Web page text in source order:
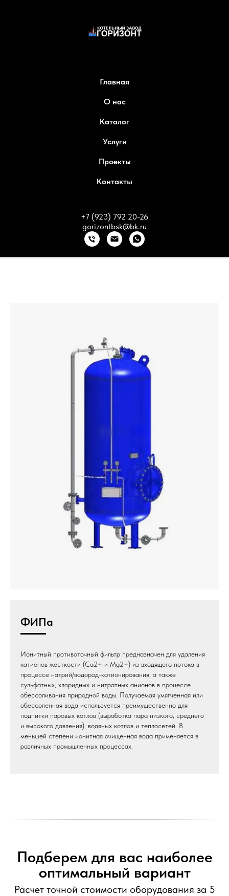
Главная
О нас
Каталог
Услуги
Проекты
Контакты
+7 (923) 792 20-26
gorizontbsk@bk.ru
ФИПа
Ионитный противоточный фильтр предназначен для удаления
катионов жесткости (Ca2+ и Mg2+) из входящего потока в
процессе натрий/водород-катионирования, а также
сульфатных, хлоридных и нитратных анионов в процессе
обессоливания природной воды. Получаемая умягченная или
обессоленная вода используется преимущественно для
подпитки паровых котлов (выработка пара низкого, среднего
и высокого давления), водяных котлов и теплосетей. В
меньшей степени ионитная очищенная вода применяется в
различных промышленных процессах.
Подберем для вас наиболее
оптимальный вариант
Расчет точной стоимости оборудования за 5